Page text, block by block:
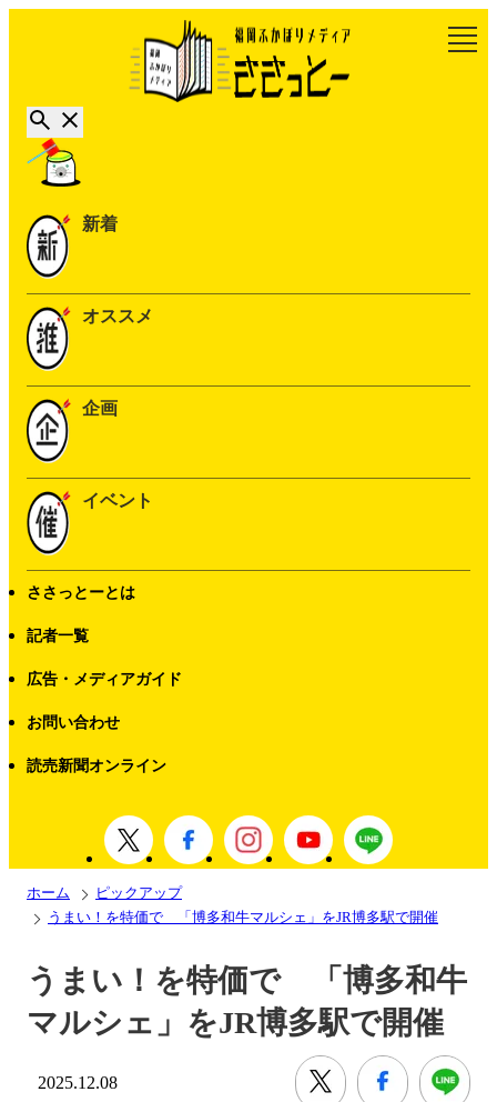
新着
オススメ
企画
イベント
ささっとーとは
記者一覧
広告・メディアガイド
お問い合わせ
読売新聞オンライン
ホーム
ピックアップ
うまい！を特価で 「博多和牛マルシェ」をJR博多駅で開催
うまい！を特価で 「博多和牛
マルシェ」をJR博多駅で開催
2025.12.08